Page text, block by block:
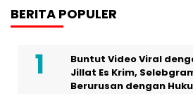
BERITA POPULER
Buntut Video Viral
Jillat Es Krim,
Berurusan dengan